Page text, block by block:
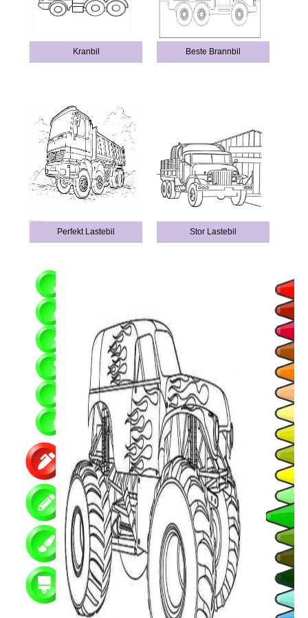
Kranbil Beste Brannbil
Perfekt Lastebil Stor Lastebil